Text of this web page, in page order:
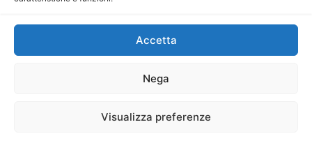
Accetta
Nega
Visualizza preferenze
P.IVA: 06334930820
Mercurio Comunicazione Società Cooperativa a r.l. è
iscritta al Registro degli Operatori di Comunicazione al
Sito gestito daLa Digitale srl–info@ladigitale.it